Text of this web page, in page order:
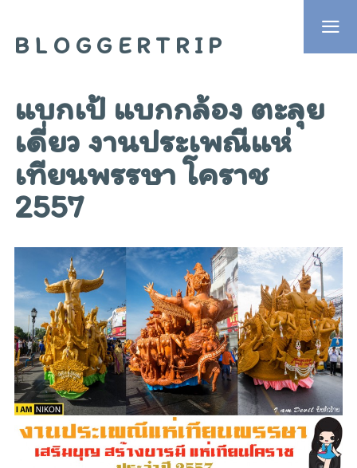
BLOGGERTRIP
แบกเป้ แบกกล้อง ตะลุย
เดี่ยว งานประเพณีแห่
เทียนพรรษา โคราช
2557